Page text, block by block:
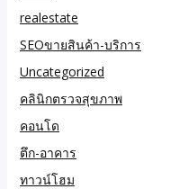
realestate
SEOขายสินค้า-บริการ
Uncategorized
คลินิกตรวจสุขภาพ
คอนโด
ตึก-อาคาร
ทาวน์โฮม